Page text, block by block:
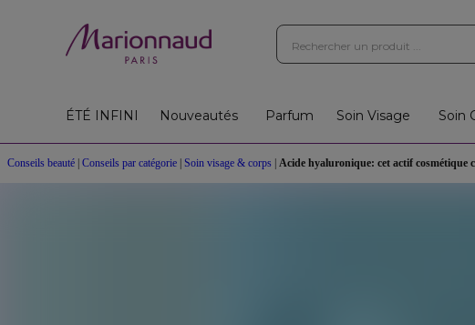
ÉTÉ INFINI Nouveautés Parfum Soin Visage Soin
Conseils beauté Conseils par catégorie Soin visage & corps Acide hyaluronique: cet actif cosmétique